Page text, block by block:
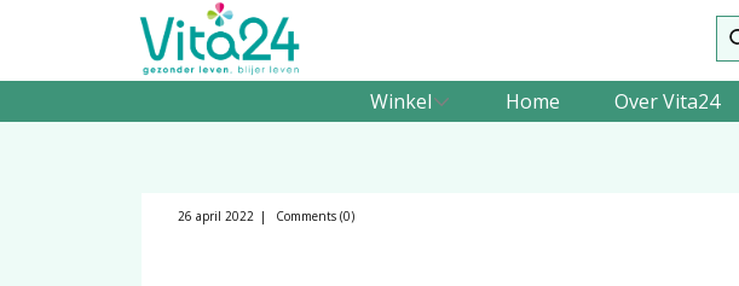
Winkel Home Over Vita24
26 april 2022 Comments (0)